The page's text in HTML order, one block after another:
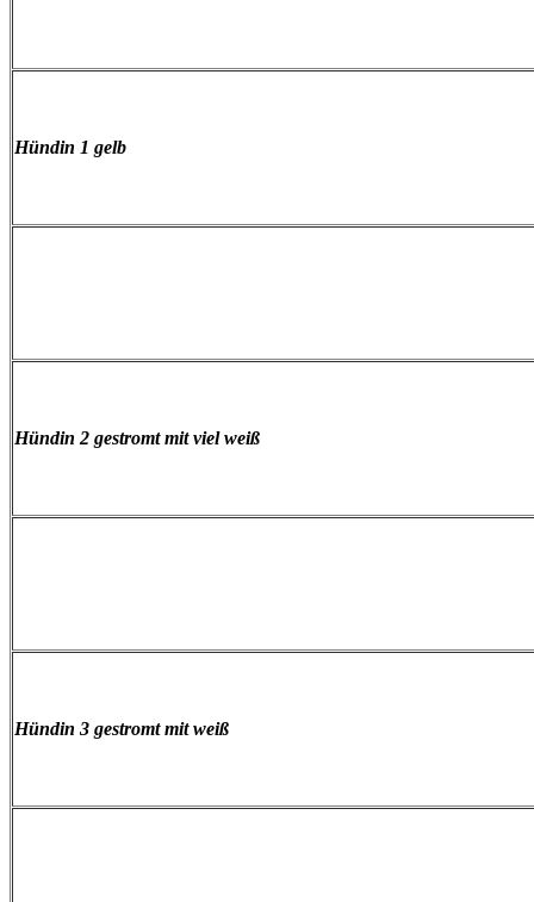
Hündin 1 gelb
Hündin 2 gestromt mit viel weiß
Hündin 3 gestromt mit weiß